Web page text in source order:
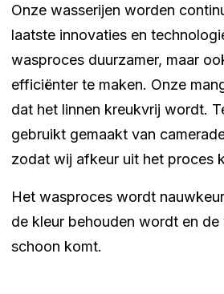
Onze wasserijen worden
laatste innovaties en
wasproces duurzamer, maar
efficiënter te maken. Onze
dat het linnen kreukvrij wordt.
gebruikt gemaakt van
zodat wij afkeur uit het proces
Het wasproces wordt
de kleur behouden wordt en de
schoon komt.